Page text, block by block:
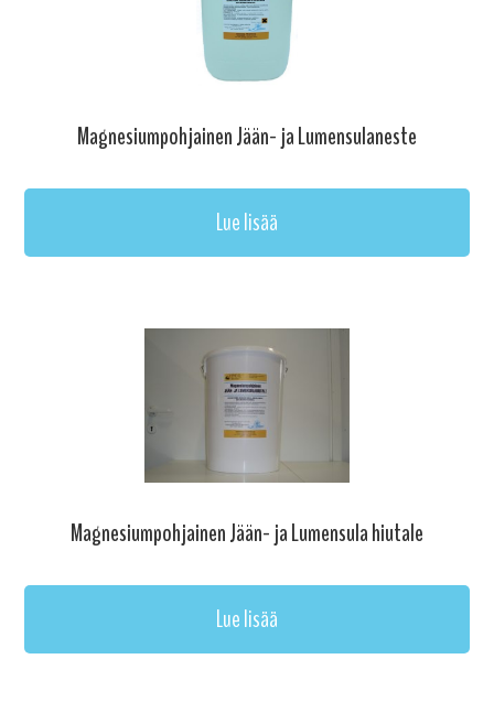
Magnesiumpohjainen Jään- ja Lumensulaneste
Lue lisää
Magnesiumpohjainen Jään- ja Lumensula hiutale
Lue lisää